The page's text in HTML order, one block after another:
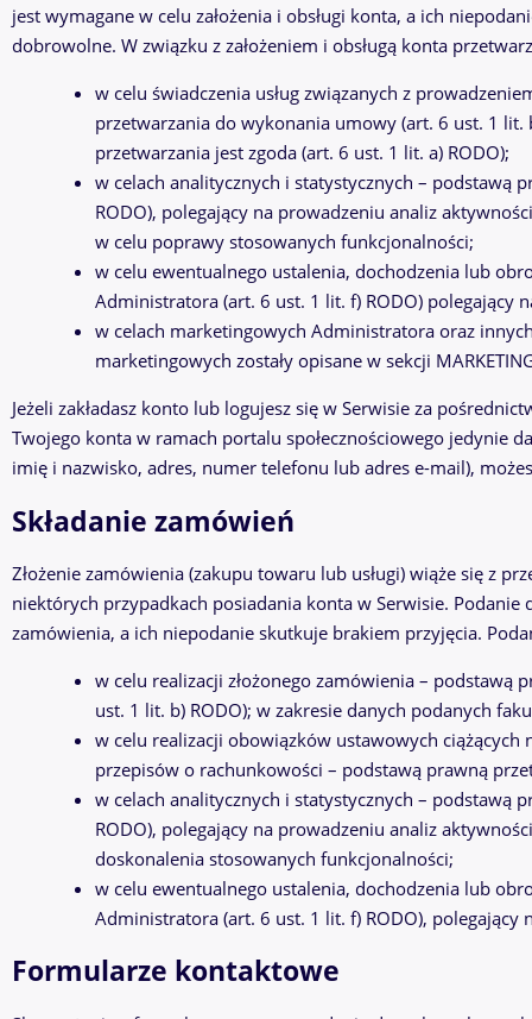
jest wymagane w celu założenia i obsługi konta, a ich
dobrowolne. W związku z założeniem i obsługą konta
w celu świadczenia usług związanych z
przetwarzania do wykonania umowy (art. 6 ust. 1
przetwarzania jest zgoda (art. 6 ust. 1 lit. a) RODO);
w celach analitycznych i statystycznych – podstawą
RODO), polegający na prowadzeniu analiz
w celu poprawy stosowanych funkcjonalności;
w celu ewentualnego ustalenia, dochodzenia lub
Administratora (art. 6 ust. 1 lit. f) RODO) polegający
w celach marketingowych Administratora oraz
marketingowych zostały opisane w sekcji
Jeżeli zakładasz konto lub logujesz się w Serwisie za
Twojego konta w ramach portalu społecznościowego jedynie
imię i nazwisko, adres, numer telefonu lub adres e-mail),
Składanie zamówień
Złożenie zamówienia (zakupu towaru lub usługi) wiąże się z
niektórych przypadkach posiadania konta w Serwisie.
zamówienia, a ich niepodanie skutkuje brakiem przyjęcia.
w celu realizacji złożonego zamówienia –
ust. 1 lit. b) RODO); w zakresie danych podanych
w celu realizacji obowiązków ustawowych
przepisów o rachunkowości – podstawą prawną
w celach analitycznych i statystycznych – podstawą
RODO), polegający na prowadzeniu analiz
doskonalenia stosowanych funkcjonalności;
w celu ewentualnego ustalenia, dochodzenia lub
Administratora (art. 6 ust. 1 lit. f) RODO), polegający
Formularze kontaktowe